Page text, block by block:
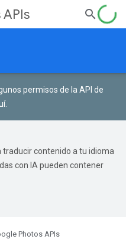
permisos de la API de
.
traducir contenido a tu idioma
con IA pueden contener
Photos APIs